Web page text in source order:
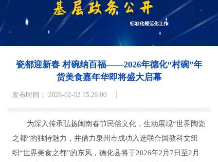
瓷都迎新春 村碗纳百福——2026年德化“村碗”年
货美食嘉年华即将盛大启幕
发布时间： 2026-02-02 15:26:00
为深入传承弘扬闽南春节民俗文化，生动展现“世界陶瓷
之都”的独特魅力，并借力泉州市成功入选联合国教科文组
织“世界美食之都”的东风，德化县将于2026年2月7日至2月